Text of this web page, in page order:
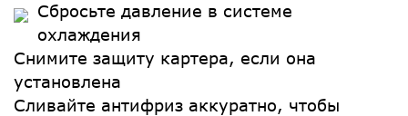
Сбросьте давление в системе
охлаждения
Снимите защиту картера, если она
установлена
Сливайте антифриз аккуратно, чтобы